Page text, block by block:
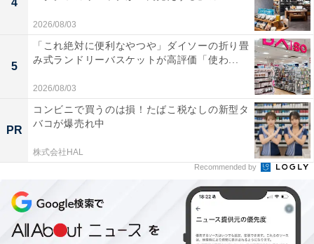
「志摩地中海村」の口コミは？
「志摩地中海村」には、以下のような口コミが寄せられ
海外にいるかのような美しい街並みと非日常感を満
喫できる
4
2026/08/03
5
「これ絶対に便利なやつや」ダイソーの折り畳
み式ランドリーバスケットが高評価「使わ...
2026/08/03
PR
コンビニで買うのは損！たばこ税なしの新型タ
バコが爆売れ中
株式会社HAL
Recommended by